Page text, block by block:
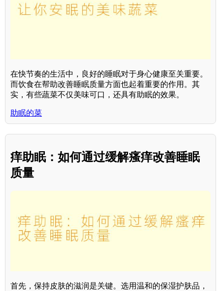
在快节奏的生活中，良好的睡眠对于身心健康至关重要。
而饮食在帮助改善睡眠质量方面也起着重要的作用。其
实，有些蔬菜不仅美味可口，还具有助眠的效果。
助眠的菜
痒助眠：如何通过缓解瘙痒改善睡眠
质量
首先，保持皮肤的滋润是关键。选用温和的保湿护肤品，